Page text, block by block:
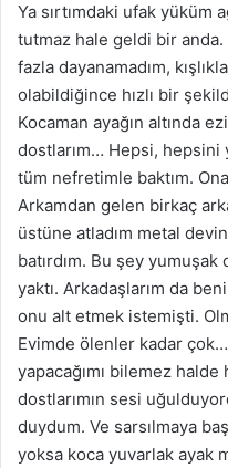
Ya sırtımdaki ufak yüküm
tutmaz hale geldi bir anda.
fazla dayanamadım,
olabildiğince hızlı bir
Kocaman ayağın altında
dostlarım… Hepsi, hepsini
tüm nefretimle baktım.
Arkamdan gelen birkaç
üstüne atladım metal
batırdım. Bu şey
yaktı. Arkadaşlarım da
onu alt etmek istemişti.
Evimde ölenler kadar çok…
yapacağımı bilemez
dostlarımın sesi
duydum. Ve sarsılmaya
yoksa koca yuvarlak ayak